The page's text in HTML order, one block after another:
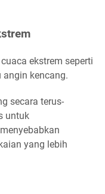
ekstrem seperti
kencang.
secara terus-
untuk
yang lebih